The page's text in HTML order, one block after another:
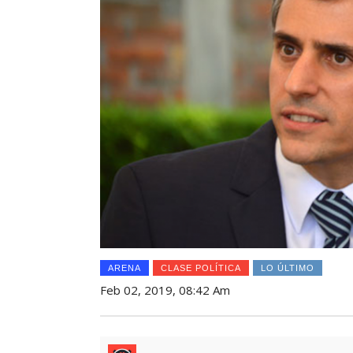
ARENA CLASE POLÍTICA LO ÚLTIMO
Feb 02, 2019, 08:42 Am